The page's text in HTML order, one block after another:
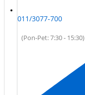
011/3077-700
(Pon-Pet: 7:30 - 15:30)